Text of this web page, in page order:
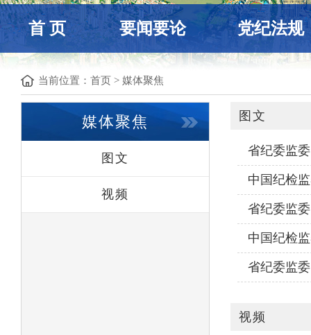
首 页 要闻要论 党纪法规
当前位置： 首页 > 媒体聚焦
媒体聚焦
图文
视频
图文
省纪委监
中国纪检
域顽疾
省纪委监
中国纪检
省纪委监
视频